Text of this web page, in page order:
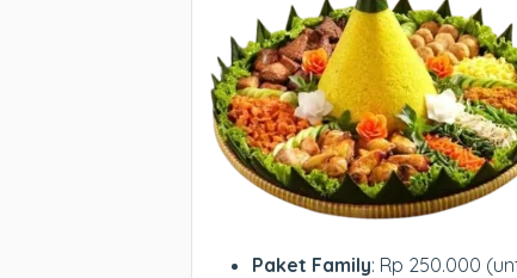
Paket Family: Rp 250.000